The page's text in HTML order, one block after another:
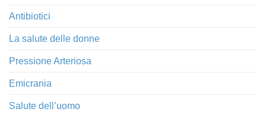
Antibiotici
La salute delle donne
Pressione Arteriosa
Emicrania
Salute dell’uomo